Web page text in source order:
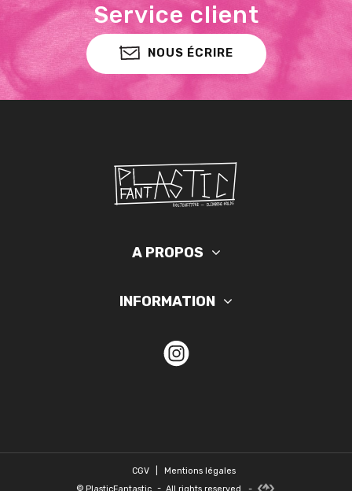
Service client
NOUS ÉCRIRE
A PROPOS
INFORMATION
CGV
Mentions légales
© PlasticFantastic - All rights reserved. -